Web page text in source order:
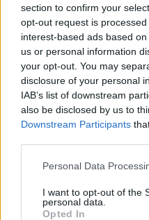
section to confirm your
opt-out request is
interest-based ads based
us or personal information
your opt-out. You may
disclosure of your personal
IAB’s list of downstream
also be disclosed by us to
Downstream Participants
Personal Data
I want to opt-out of the
personal data.
Opted In
Scarica riepilogo
stagionale